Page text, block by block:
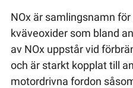
NOx är samlingsnamn
kväveoxider som bland
av NOx uppstår vid
och är starkt kopplat till
motordrivna fordon